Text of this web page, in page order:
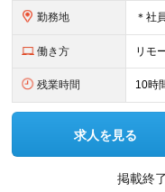
勤務地
働き方 リモ
残業時間 10時
求人を見る
掲載終